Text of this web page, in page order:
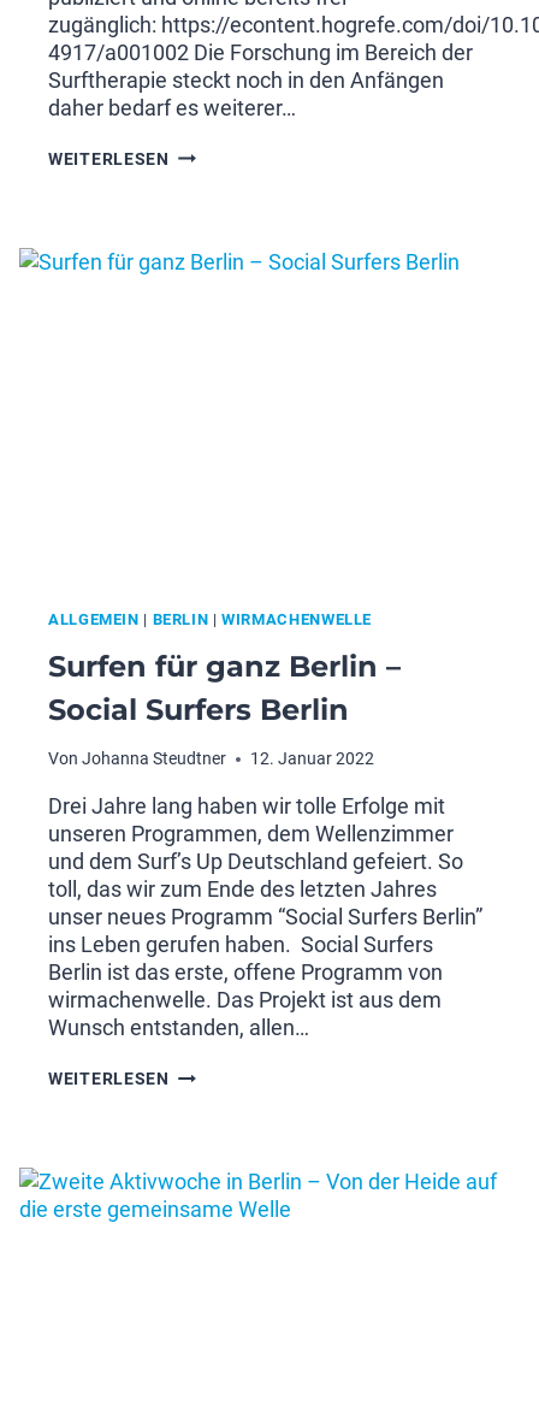
zugänglich: https://econtent.hogrefe.com/doi/
4917/a001002 Die Forschung im Bereich der
Surftherapie steckt noch in den Anfängen
daher bedarf es weiterer…
WEITERLESEN SURFTHERAPIE
INTERVENTION
ALLGEMEIN | BERLIN |WIRMACHENWELLE
Surfen für ganz Berlin –
Social Surfers Berlin
Von Johanna Steudtner 12. Januar 2022
Drei Jahre lang haben wir tolle Erfolge mit
unseren Programmen, dem Wellenzimmer
und dem Surf’s Up Deutschland gefeiert. So
toll, das wir zum Ende des letzten Jahres
unser neues Programm “Social Surfers Berlin”
ins Leben gerufen haben. Social Surfers
Berlin ist das erste, offene Programm von
wirmachenwelle. Das Projekt ist aus dem
Wunsch entstanden, allen…
WEITERLESEN SURFEN
SOCIAL
SURFERS
BERLIN